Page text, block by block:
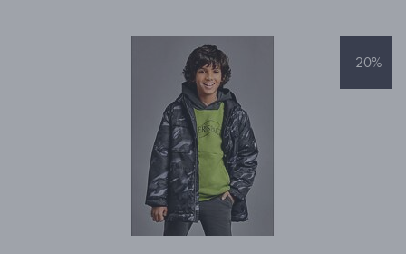
-20%